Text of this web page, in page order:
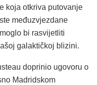
koja otkriva putovanje
međuzvjezdane
bi rasvijetliti
galaktičkoj blizini.
doprinio ugovoru o
Madridskom